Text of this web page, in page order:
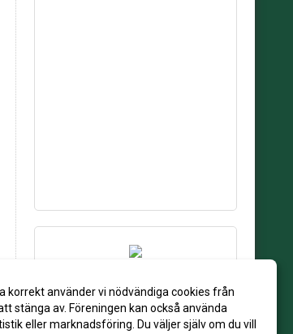
korrekt använder vi nödvändiga cookies från
stänga av. Föreningen kan också använda
eller marknadsföring. Du väljer själv om du vill